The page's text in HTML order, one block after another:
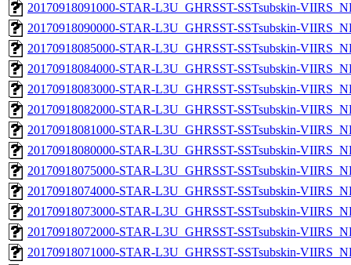
20170918091000-STAR-L3U_GHRSST-SSTsubskin-
20170918090000-STAR-L3U_GHRSST-SSTsubskin-
20170918085000-STAR-L3U_GHRSST-SSTsubskin-
20170918084000-STAR-L3U_GHRSST-SSTsubskin-
20170918083000-STAR-L3U_GHRSST-SSTsubskin-
20170918082000-STAR-L3U_GHRSST-SSTsubskin-
20170918081000-STAR-L3U_GHRSST-SSTsubskin-
20170918080000-STAR-L3U_GHRSST-SSTsubskin-
20170918075000-STAR-L3U_GHRSST-SSTsubskin-
20170918074000-STAR-L3U_GHRSST-SSTsubskin-
20170918073000-STAR-L3U_GHRSST-SSTsubskin-
20170918072000-STAR-L3U_GHRSST-SSTsubskin-
20170918071000-STAR-L3U_GHRSST-SSTsubskin-